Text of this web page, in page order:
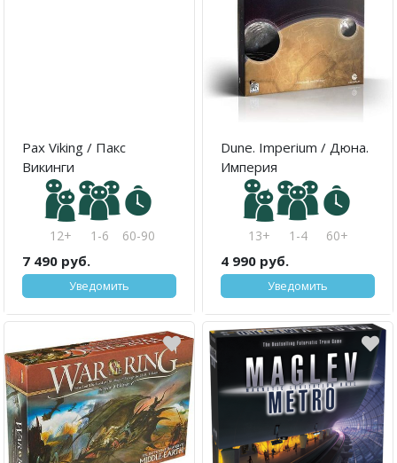
Pax Viking / Пакс
Викинги
12+ 1-6 60-90
7 490 руб.
Уведомить
Dune. Imperium / Дюна.
Империя
13+ 1-4 60+
4 990 руб.
Уведомить